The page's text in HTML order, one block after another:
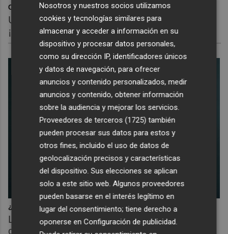
Corepunk MMORPG
Un verdadero MMORPG de la vieja escuela
¡Cómo los de antes, pero mejor!
¿Por qué se contagia?
La ciencia explica por qué el bostezo es
contagioso
Nosotros y nuestros socios utilizamos
cookies y tecnologías similares para
almacenar y acceder a información en su
dispositivo y procesar datos personales,
como su dirección IP, identificadores únicos
y datos de navegación, para ofrecer
anuncios y contenido personalizados, medir
anuncios y contenido, obtener información
sobre la audiencia y mejorar los servicios.
Proveedores de terceros (1725) también
pueden procesar sus datos para estos y
otros fines, incluido el uso de datos de
geolocalización precisos y características
del dispositivo. Sus elecciones se aplican
solo a este sitio web. Algunos proveedores
pueden basarse en el interés legítimo en
lugar del consentimiento; tiene derecho a
oponerse enConfiguración de publicidad